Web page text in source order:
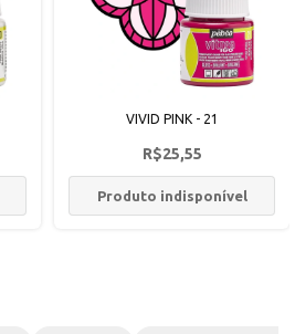
VIVID PINK - 21
R$25,55
Produto indisponível